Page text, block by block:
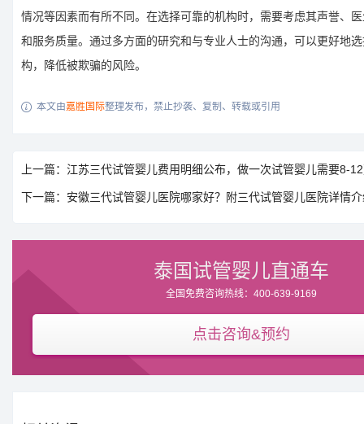
情况等因素而有所不同。在选择可靠的机构时，需要考虑其声誉、
和服务质量。通过多方面的研究和与专业人士的沟通，可以更好地
构，降低被欺骗的风险。
 本文由嘉胜国际整理发布，禁止抄袭、复制、转载或引用
上一篇：江苏三代试管婴儿费用明细公布，做一次试管婴儿需要8-
下一篇：安徽三代试管婴儿医院哪家好？附三代试管婴儿医院详情
泰国试管婴儿直通车
全国免费咨询热线：400-639-9169
点击咨询&预约